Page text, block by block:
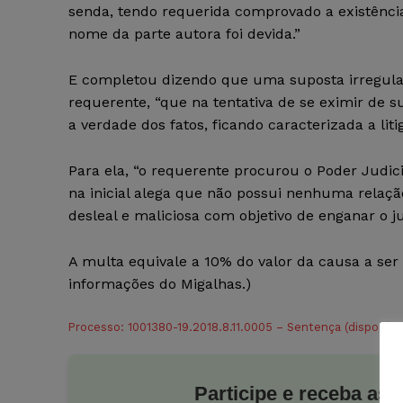
senda, tendo requerida comprovado a
nome da parte autora foi devida.”
E completou dizendo que uma suposta
requerente, “que na tentativa de se eximir de
a verdade dos fatos, ficando caracterizada a
Para ela, “o requerente procurou o Poder
na inicial alega que não possui nenhuma
desleal e maliciosa com objetivo de enganar o
A multa equivale a 10% do valor da causa a
informações do Migalhas.)
Processo: 1001380-19.2018.8.11.0005 – Sentença
Participe e receba as